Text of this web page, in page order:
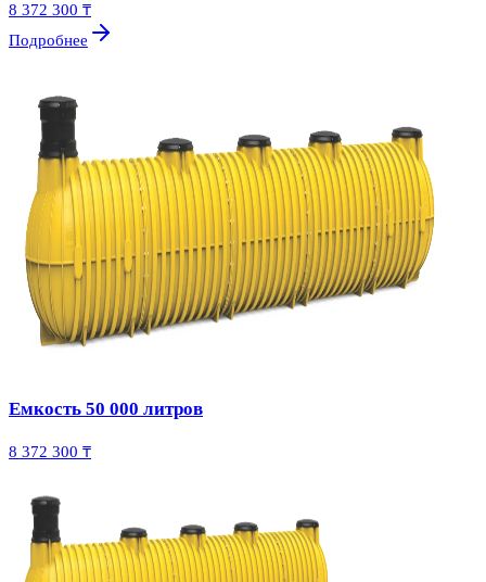
8 372 300 ₸
Подробнее
Емкость 50 000 литров
8 372 300 ₸